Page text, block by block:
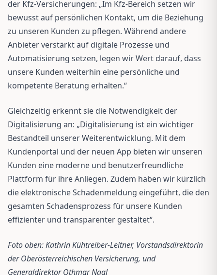
der Kfz-Versicherungen: „Im Kfz-Bereich setzen wir
bewusst auf persönlichen Kontakt, um die Beziehung
zu unseren Kunden zu pflegen. Während andere
Anbieter verstärkt auf digitale Prozesse und
Automatisierung setzen, legen wir Wert darauf, dass
unsere Kunden weiterhin eine persönliche und
kompetente Beratung erhalten.“
Gleichzeitig erkennt sie die Notwendigkeit der
Digitalisierung an: „Digitalisierung ist ein wichtiger
Bestandteil unserer Weiterentwicklung. Mit dem
Kundenportal und der neuen App bieten wir unseren
Kunden eine moderne und benutzerfreundliche
Plattform für ihre Anliegen. Zudem haben wir kürzlich
die elektronische Schadenmeldung eingeführt, die den
gesamten Schadensprozess für unsere Kunden
effizienter und transparenter gestaltet“.
Foto oben: Kathrin Kühtreiber-Leitner, Vorstandsdirektorin
der Oberösterreichischen Versicherung, und
Generaldirektor Othmar Nagl